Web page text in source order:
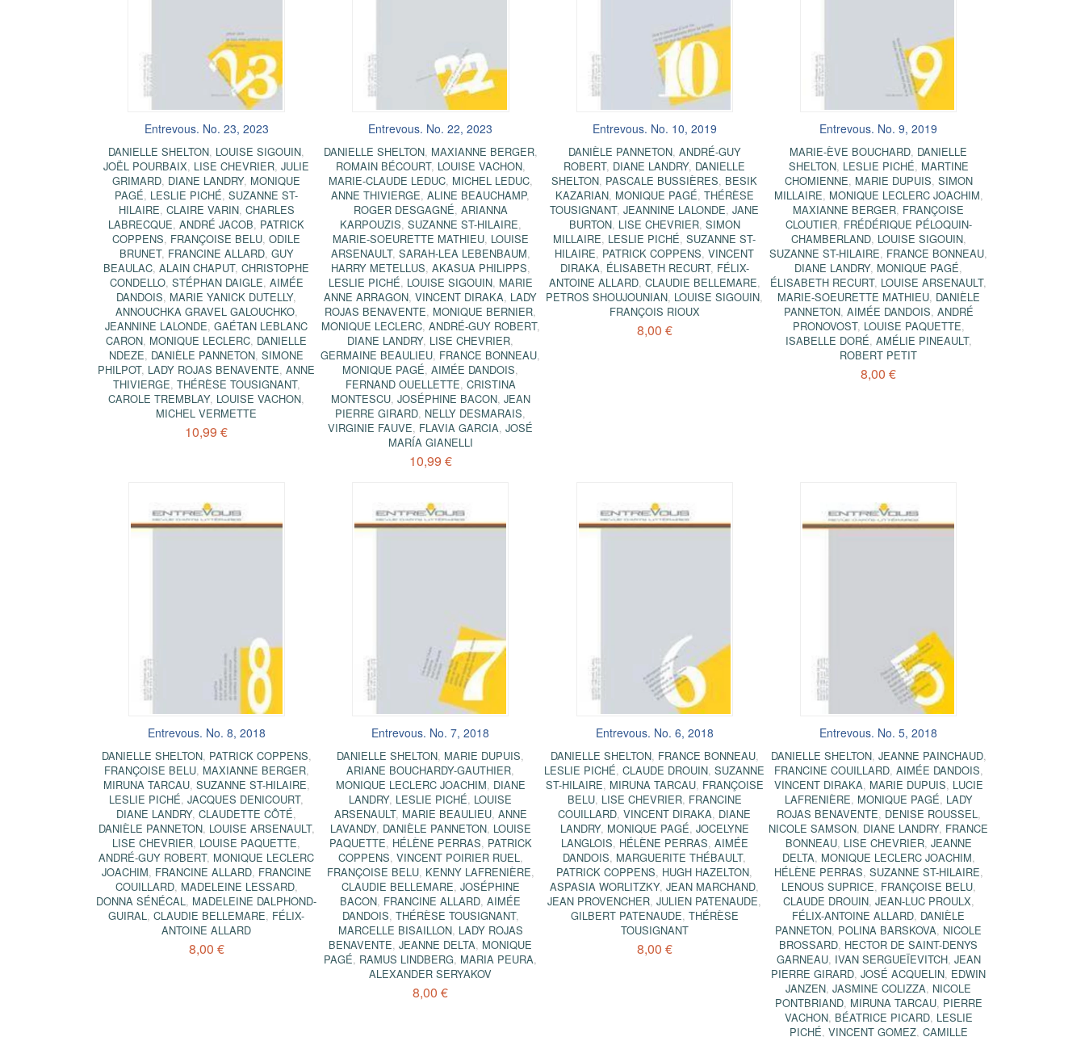
Entrevous. No. 23, 2023
DANIELLE SHELTON, LOUISE SIGOUIN,
JOËL POURBAIX, LISE CHEVRIER,JULIE
GRIMARD, DIANE LANDRY, MONIQUE
PAGÉ, LESLIE PICHÉ,SUZANNE ST-
HILAIRE, CLAIRE VARIN, CHARLES
LABRECQUE,ANDRÉ JACOB, PATRICK
COPPENS, FRANÇOISE BELU,ODILE
BRUNET, FRANCINE ALLARD, GUY
BEAULAC,ALAIN CHAPUT,CHRISTOPHE
CONDELLO, STÉPHAN DAIGLE, AIMÉE
DANDOIS, MARIE YANICK DUTELLY,
ANNOUCHKA GRAVEL GALOUCHKO,
JEANNINE LALONDE,GAÉTAN LEBLANC
CARON, MONIQUE LECLERC, DANIELLE
NDEZE, DANIÈLE PANNETON,SIMONE
PHILPOT, LADY ROJAS BENAVENTE,ANNE
THIVIERGE, THÉRÈSE TOUSIGNANT,
CAROLE TREMBLAY, LOUISE VACHON,
MICHEL VERMETTE
10,99 €
Entrevous. No. 22, 2023
DANIELLE SHELTON, MAXIANNE BERGER,
ROMAIN BÉCOURT, LOUISE VACHON,
MARIE-CLAUDE LEDUC, MICHEL LEDUC,
ANNE THIVIERGE,ALINE BEAUCHAMP,
ROGER DESGAGNÉ, ARIANNA
KARPOUZIS, SUZANNE ST-HILAIRE,
MARIE-SOEURETTE MATHIEU, LOUISE
ARSENAULT, SARAH-LEA LEBENBAUM,
HARRY METELLUS, AKASUA PHILIPPS,
LESLIE PICHÉ, LOUISE SIGOUIN, MARIE
ANNE ARRAGON,VINCENT DIRAKA, LADY
ROJAS BENAVENTE, MONIQUE BERNIER,
MONIQUE LECLERC, ANDRÉ-GUY ROBERT,
DIANE LANDRY, LISE CHEVRIER,
GERMAINE BEAULIEU, FRANCE BONNEAU,
MONIQUE PAGÉ,AIMÉE DANDOIS,
FERNAND OUELLETTE, CRISTINA
MONTESCU, JOSÉPHINE BACON, JEAN
PIERRE GIRARD, NELLY DESMARAIS,
VIRGINIE FAUVE, FLAVIA GARCIA,JOSÉ
MARÍA GIANELLI
10,99 €
Entrevous. No. 10, 2019
DANIÈLE PANNETON, ANDRÉ-GUY
ROBERT, DIANE LANDRY, DANIELLE
SHELTON, PASCALE BUSSIÈRES, BESIK
KAZARIAN, MONIQUE PAGÉ, THÉRÈSE
TOUSIGNANT,JEANNINE LALONDE,JANE
BURTON, LISE CHEVRIER, SIMON
MILLAIRE, LESLIE PICHÉ,SUZANNE ST-
HILAIRE, PATRICK COPPENS,VINCENT
DIRAKA, ÉLISABETH RECURT, FÉLIX-
ANTOINE ALLARD, CLAUDIE BELLEMARE,
PETROS SHOUJOUNIAN, LOUISE SIGOUIN,
FRANÇOIS RIOUX
8,00 €
Entrevous. No. 9, 2019
MARIE-ÈVE BOUCHARD, DANIELLE
SHELTON, LESLIE PICHÉ, MARTINE
CHOMIENNE, MARIE DUPUIS, SIMON
MILLAIRE, MONIQUE LECLERC JOACHIM,
MAXIANNE BERGER, FRANÇOISE
CLOUTIER, FRÉDÉRIQUE PÉLOQUIN-
CHAMBERLAND, LOUISE SIGOUIN,
SUZANNE ST-HILAIRE, FRANCE BONNEAU,
DIANE LANDRY, MONIQUE PAGÉ,
ÉLISABETH RECURT, LOUISE ARSENAULT,
MARIE-SOEURETTE MATHIEU, DANIÈLE
PANNETON, AIMÉE DANDOIS, ANDRÉ
PRONOVOST, LOUISE PAQUETTE,
ISABELLE DORÉ, AMÉLIE PINEAULT,
ROBERT PETIT
8,00 €
Entrevous. No. 8, 2018
DANIELLE SHELTON, PATRICK COPPENS,
FRANÇOISE BELU, MAXIANNE BERGER,
MIRUNA TARCAU, SUZANNE ST-HILAIRE,
LESLIE PICHÉ,JACQUES DENICOURT,
DIANE LANDRY,CLAUDETTE CÔTÉ,
DANIÈLE PANNETON, LOUISE ARSENAULT,
LISE CHEVRIER, LOUISE PAQUETTE,
ANDRÉ-GUY ROBERT, MONIQUE LECLERC
JOACHIM, FRANCINE ALLARD, FRANCINE
COUILLARD, MADELEINE LESSARD,
DONNA SÉNÉCAL , MADELEINE DALPHOND-
GUIRAL ,CLAUDIE BELLEMARE, FÉLIX-
ANTOINE ALLARD
8,00 €
Entrevous. No. 7, 2018
DANIELLE SHELTON, MARIE DUPUIS,
ARIANE BOUCHARDY-GAUTHIER,
MONIQUE LECLERC JOACHIM, DIANE
LANDRY, LESLIE PICHÉ, LOUISE
ARSENAULT, MARIE BEAULIEU, ANNE
LAVANDY, DANIÈLE PANNETON, LOUISE
PAQUETTE, HÉLÈNE PERRAS, PATRICK
COPPENS, VINCENT POIRIER RUEL ,
FRANÇOISE BELU, KENNY LAFRENIÈRE,
CLAUDIE BELLEMARE, JOSÉPHINE
BACON, FRANCINE ALLARD,AIMÉE
DANDOIS, THÉRÈSE TOUSIGNANT,
MARCELLE BISAILLON, LADY ROJAS
BENAVENTE,JEANNE DELTA, MONIQUE
PAGÉ, RAMUS LINDBERG, MARIA PEURA,
ALEXANDER SERYAKOV
8,00 €
Entrevous. No. 6, 2018
DANIELLE SHELTON, FRANCE BONNEAU,
LESLIE PICHÉ,CLAUDE DROUIN,SUZANNE
ST-HILAIRE, MIRUNA TARCAU, FRANÇOISE
BELU, LISE CHEVRIER, FRANCINE
COUILLARD,VINCENT DIRAKA, DIANE
LANDRY, MONIQUE PAGÉ, JOCELYNE
LANGLOIS, HÉLÈNE PERRAS, AIMÉE
DANDOIS, MARGUERITE THÉBAULT,
PATRICK COPPENS, HUGH HAZELTON,
ASPASIA WORLITZKY,JEAN MARCHAND,
JEAN PROVENCHER,JULIEN PATENAUDE,
GILBERT PATENAUDE, THÉRÈSE
TOUSIGNANT
8,00 €
Entrevous. No. 5, 2018
DANIELLE SHELTON, JEANNE PAINCHAUD,
FRANCINE COUILLARD, AIMÉE DANDOIS,
VINCENT DIRAKA, MARIE DUPUIS, LUCIE
LAFRENIÈRE, MONIQUE PAGÉ, LADY
ROJAS BENAVENTE, DENISE ROUSSEL ,
NICOLE SAMSON, DIANE LANDRY, FRANCE
BONNEAU, LISE CHEVRIER, JEANNE
DELTA, MONIQUE LECLERC JOACHIM,
HÉLÈNE PERRAS, SUZANNE ST-HILAIRE,
LENOUS SUPRICE, FRANÇOISE BELU,
CLAUDE DROUIN, JEAN-LUC PROULX,
FÉLIX-ANTOINE ALLARD, DANIÈLE
PANNETON, POLINA BARSKOVA, NICOLE
BROSSARD, HECTOR DE SAINT-DENYS
GARNEAU, IVAN SERGUEÏEVITCH, JEAN
PIERRE GIRARD,JOSÉ ACQUELIN, EDWIN
JANZEN,JASMINE COLIZZA, NICOLE
PONTBRIAND, MIRUNA TARCAU, PIERRE
VACHON, BÉATRICE PICARD, LESLIE
PICHÉ, VINCENT GOMEZ, CAMILLE